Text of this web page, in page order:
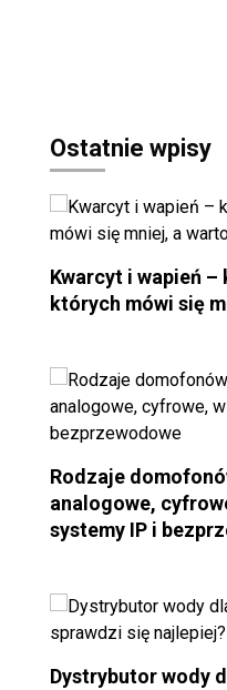
Ostatnie wpisy
Kwarcyt i wapień
których mówi się
Rodzaje
analogowe,
systemy IP i
Dystrybutor wody